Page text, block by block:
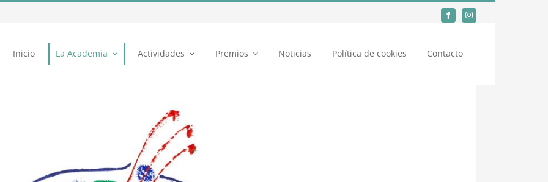
Inicio
La Academia Actividades Premios Noticias Política de cookies Contacto